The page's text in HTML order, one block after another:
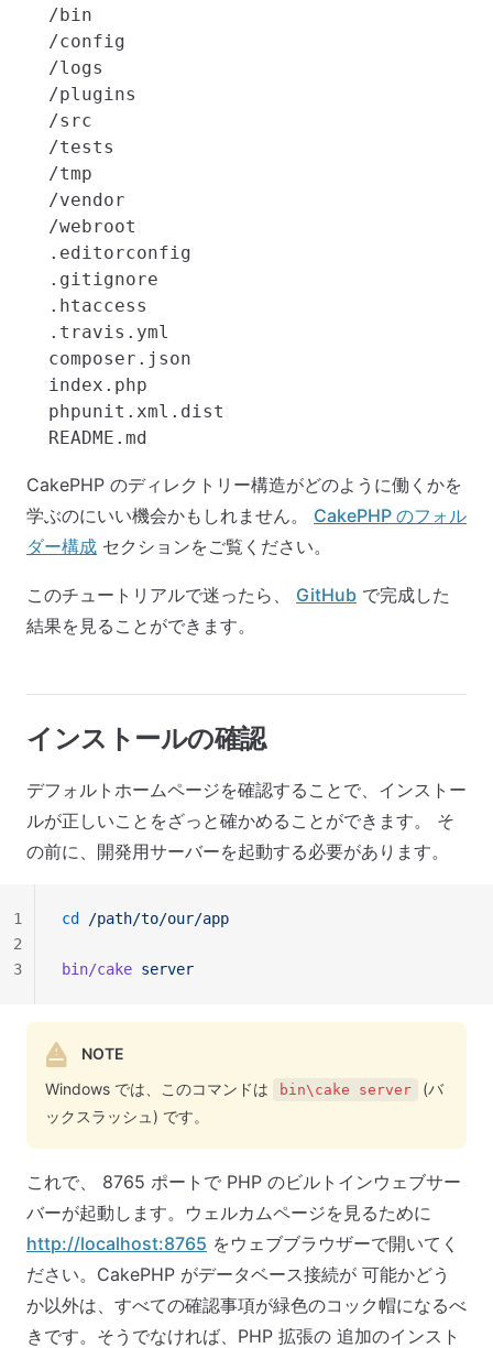
  /bin
  /config
  /logs
  /plugins
  /src
  /tests
  /tmp
  /vendor
  /webroot
  .editorconfig
  .gitignore
  .htaccess
  .travis.yml
  composer.json
  index.php
  phpunit.xml.dist
CakePHP のディレクトリー構造がどのように働くかを
学ぶのにいい機会かもしれません。 CakePHP のフォル
ダー構成 セクションをご覧ください。
このチュートリアルで迷ったら、 GitHub で完成した
結果を見ることができます。
インストールの確認
デフォルトホームページを確認することで、インストー
ルが正しいことをざっと確かめることができます。 そ
の前に、開発用サーバーを起動する必要があります。
cd /path/to/our/app
bin/cake server
1
2
3
NOTE
Windows では、このコマンドは
bin\cake server
(バ
ックスラッシュ) です。
これで、 8765 ポートで PHP のビルトインウェブサー
バーが起動します。ウェルカムページを見るために
http://localhost:8765 をウェブブラウザーで開いてく
ださい。CakePHP がデータベース接続が 可能かどう
か以外は、すべての確認事項が緑色のコック帽になるべ
きです。そうでなければ、PHP 拡張の 追加のインスト